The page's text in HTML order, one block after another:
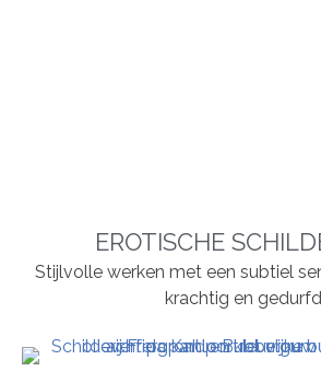
EROTISCHE
Stijlvolle werken met een subtiel
krachtig en